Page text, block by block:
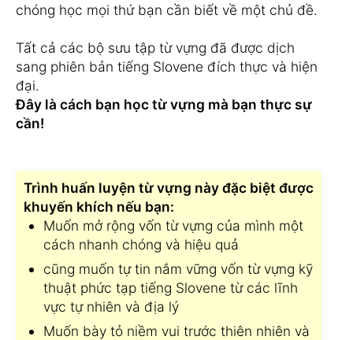
chóng học mọi thứ bạn cần biết về một chủ đề.
Tất cả các bộ sưu tập từ vựng đã được dịch
sang phiên bản tiếng Slovene đích thực và hiện
đại.
Đây là cách bạn học từ vựng mà bạn thực sự
cần!
Trình huấn luyện từ vựng này đặc biệt được
khuyến khích nếu bạn:
Muốn mở rộng vốn từ vựng của mình một
cách nhanh chóng và hiệu quả
cũng muốn tự tin nắm vững vốn từ vựng kỹ
thuật phức tạp tiếng Slovene từ các lĩnh
vực tự nhiên và địa lý
Muốn bày tỏ niềm vui trước thiên nhiên và